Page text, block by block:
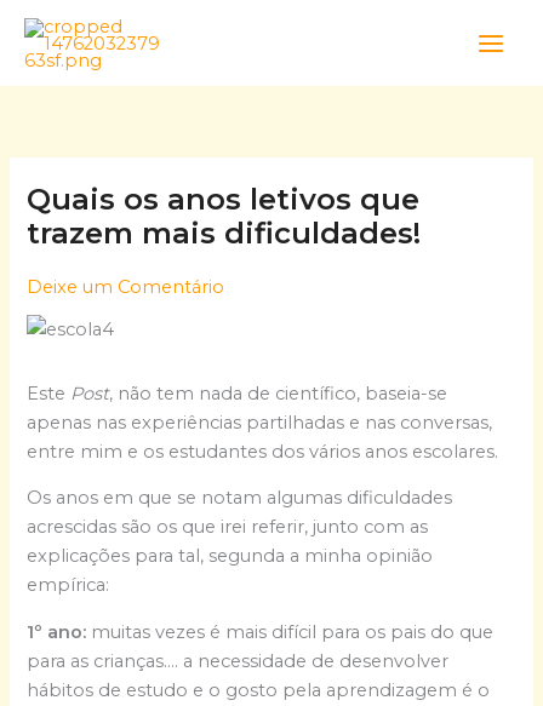
Skip
content
Quais os anos letivos que
trazem mais dificuldades!
Deixe um Comentário
Este Post, não tem nada de científico, baseia-se
apenas nas experiências partilhadas e nas conversas,
entre mim e os estudantes dos vários anos escolares.
Os anos em que se notam algumas dificuldades
acrescidas são os que irei referir, junto com as
explicações para tal, segunda a minha opinião
empírica:
1º ano: muitas vezes é mais difícil para os pais do que
para as crianças…. a necessidade de desenvolver
hábitos de estudo e o gosto pela aprendizagem é o